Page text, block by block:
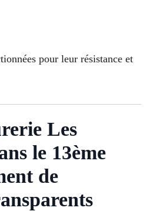
pour leur résistance et
Les
le 13ème
de